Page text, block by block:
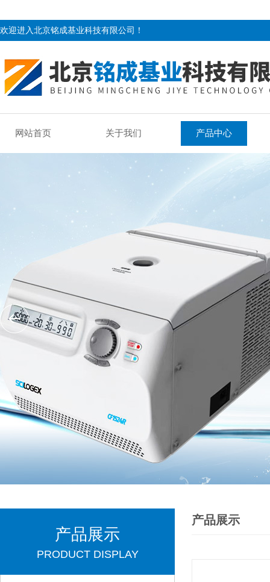
欢迎进入北京铭成基业科技有限公司！
网站首页 关于我们 产品中心
产品展示
PRODUCT DISPLAY
产品展示